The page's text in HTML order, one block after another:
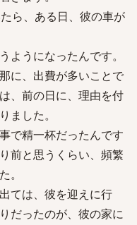
ら、ある日、彼の車が
ようになったんです。
に、出費が多いことで
、前の日に、理由を付
ました。
で精一杯だったんです
前と思うくらい、頻繁
。
ては、彼を迎えに行
だったのが、彼の家に